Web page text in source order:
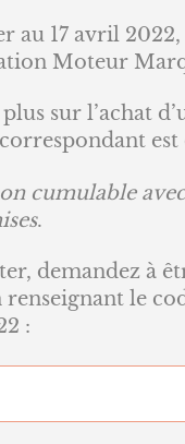
au 17 avril
Moteur
sur l’achat
cumulable avec
.
demandez à
renseignant le
: